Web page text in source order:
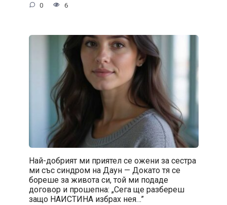
0 6
Най-добрият ми приятел се ожени за сестра
ми със синдром на Даун — Докато тя се
бореше за живота си, той ми подаде
договор и прошепна: „Сега ще разбереш
защо НАИСТИНА избрах нея…”